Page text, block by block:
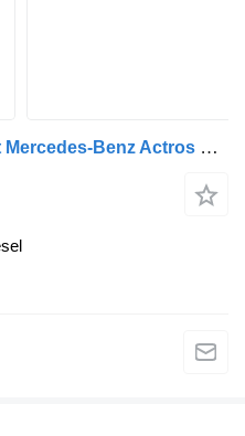
Drive axle air spring bracket Mercedes-Benz Actros MP2/MP3 1844 (01.02-) 9423280541 per trattore stradale Mercedes-Benz Actros, Axor MP1, MP2, MP3 (1996-2014)